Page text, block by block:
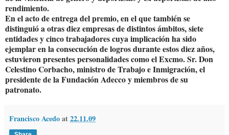
rendimiento.
En el acto de entrega del premio, en el que también se
distinguió a otras diez empresas de distintos ámbitos, siete
entidades y cinco trabajadores cuya implicación ha sido
ejemplar en la consecución de logros durante estos diez años,
estuvieron presentes personalidades como el Excmo. Sr. Don
Celestino Corbacho, ministro de Trabajo e Inmigración, el
presidente de la Fundación Adecco y miembros de su
patronato.
Francisco Acedoat22.11.09